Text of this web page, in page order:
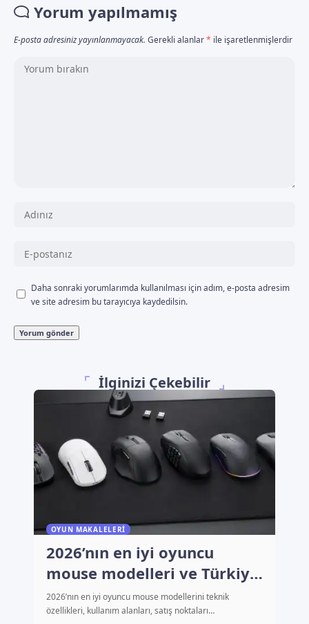
Yorum yapılmamış
E-posta adresiniz yayınlanmayacak. Gerekli alanlar* ile işaretlenmişlerdir
Daha sonraki yorumlarımda kullanılması için adım, e-posta adresim
ve site adresim bu tarayıcıya kaydedilsin.
İlginizi Çekebilir
OYUN MAKALELERI
2026’nın en iyi oyuncu
mouse modelleri ve Türkiye
fiyatları
2026’nın en iyi oyuncu mouse modellerini teknik
özellikleri, kullanım alanları, satış noktaları…